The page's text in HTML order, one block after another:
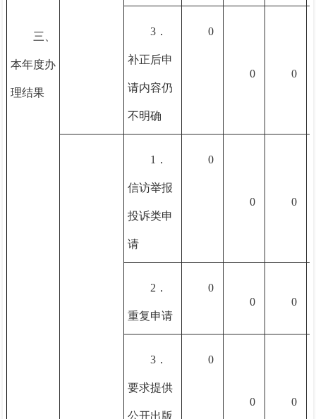
三、
本年度办
理结果
3．
补正后申
请内容仍
不明确
0
0 0
1．
信访举报
投诉类申
请
0
0 0
2．
重复申请
0
0
0
3．
要求提供
公开出版
0
0 0